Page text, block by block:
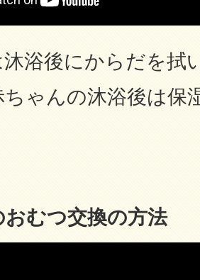
浴後にからだを拭
ちゃんの沐浴後は保
むつ交換の方法